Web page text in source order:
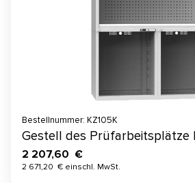
Bestellnummer: KZ105K
Gestell des Prüfarbeitsplätze
2 207,60 €
2 671,20 € einschl. MwSt.